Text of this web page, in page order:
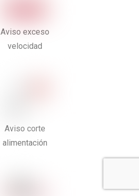
Aviso exceso
velocidad
Aviso corte
alimentación